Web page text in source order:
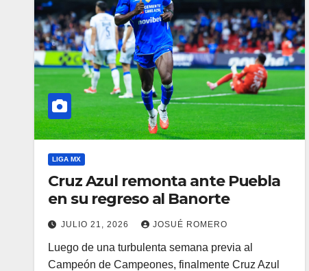
LIGA MX
Cruz Azul remonta ante Puebla
en su regreso al Banorte
JULIO 21, 2026 JOSUÉ ROMERO
Luego de una turbulenta semana previa al
Campeón de Campeones, finalmente Cruz Azul